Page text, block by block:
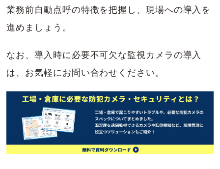
業務前自動点呼の特徴を把握し、現場への導入を
進めましょう。
なお、導入時に必要不可欠な監視カメラの導入
は、お気軽にお問い合わせください。